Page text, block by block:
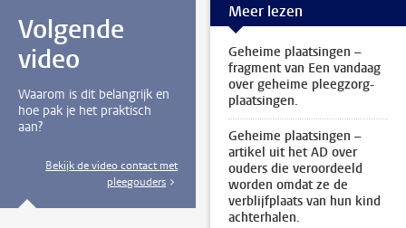
Volgende
video
Waarom is dit belangrijk en
hoe pak je het praktisch
aan?
Bekijk de video contact met
pleegouders
Meer lezen
Geheime plaatsingen –
fragment van Een vandaag
over geheime pleegzorg-
plaatsingen.
Geheime plaatsingen –
artikel uit het AD over
ouders die veroordeeld
worden omdat ze de
verblijfplaats van hun kind
achterhalen.